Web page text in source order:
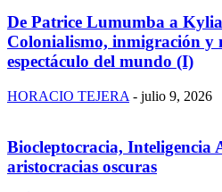
De Patrice Lumumba a
Colonialismo, inmigración y
espectáculo del mundo (I)
HORACIO TEJERA - julio 9, 2026
Biocleptocracia, Inteligencia
aristocracias oscuras